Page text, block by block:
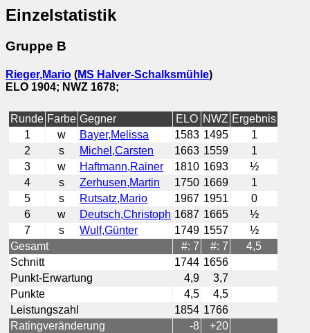
Einzelstatistik
Gruppe B
Rieger,Mario (MS Halver-Schalksmühle)
ELO 1904; NWZ 1678;
Runde Farbe Gegner ELO NWZ Ergebnis
1
w Bayer,Melissa 1583 1495
1
2
s Michel,Carsten 1663 1559
1
3
w Haftmann,Rainer 1810 1693
½
4
s Zerhusen,Martin 1750 1669
1
5
s Rutsatz,Mario 1967 1951
0
6
w Deutsch,Christoph 1687 1665
½
7
s Wulf,Günter 1749 1557
½
Gesamt
#: 7 #: 7
4,5
Schnitt
1744 1656
Punkt-Erwartung
4,9
3,7
Punkte
4,5
4,5
Leistungszahl
1854 1766
Ratingveränderung
-8 +20